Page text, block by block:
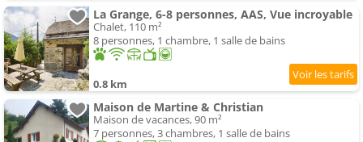
La Grange, 6-8 personnes, AAS, Vue incroyable
Chalet, 110 m²
8 personnes, 1 chambre, 1 salle de bains
0.8 km
Maison de Martine & Christian
Maison de vacances, 90 m²
7 personnes, 3 chambres, 1 salle de bains